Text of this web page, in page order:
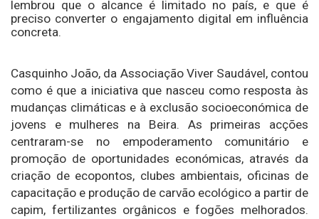
lembrou que o alcance é limitado no país, e que é
preciso converter o engajamento digital em influência
concreta.
Casquinho João, da Associação Viver Saudável, contou
como é que a iniciativa que nasceu como resposta às
mudanças climáticas e à exclusão socioeconómica de
jovens e mulheres na Beira. As primeiras acções
centraram-se no empoderamento comunitário e
promoção de oportunidades económicas, através da
criação de ecopontos, clubes ambientais, oficinas de
capacitação e produção de carvão ecológico a partir de
capim, fertilizantes orgânicos e fogões melhorados.